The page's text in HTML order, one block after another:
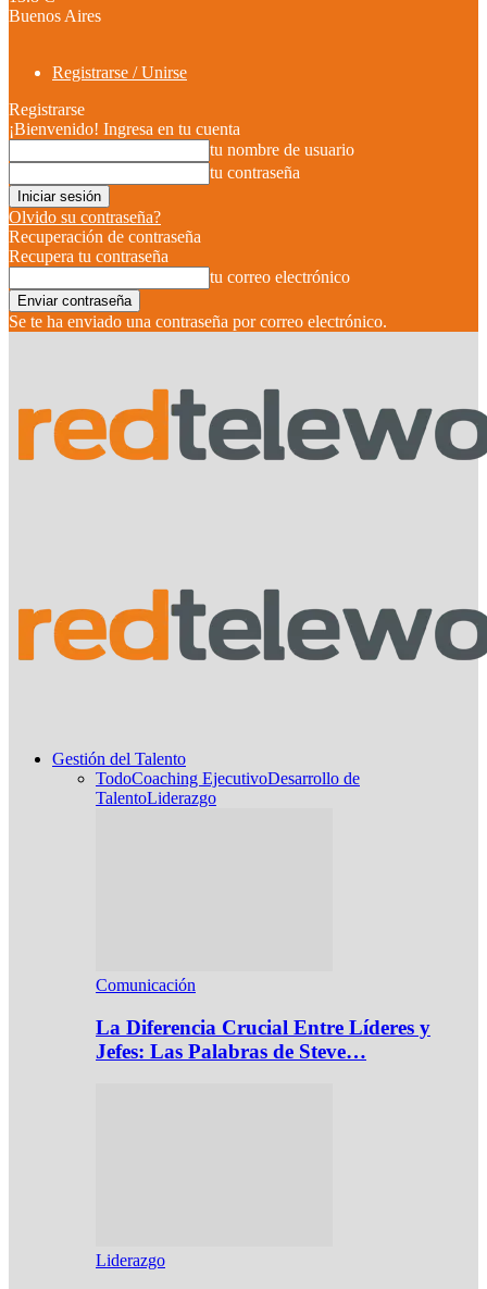
Buenos Aires
Registrarse / Unirse
Registrarse
¡Bienvenido! Ingresa en tu cuenta
tu nombre de usuario
tu contraseña
Olvido su contraseña?
Recuperación de contraseña
Recupera tu contraseña
tu correo electrónico
Se te ha enviado una contraseña por correo electrónico.
Gestión del Talento
TodoCoaching EjecutivoDesarrollo de
TalentoLiderazgo
Comunicación
La Diferencia Crucial Entre Líderes y
Jefes: Las Palabras de Steve…
Liderazgo